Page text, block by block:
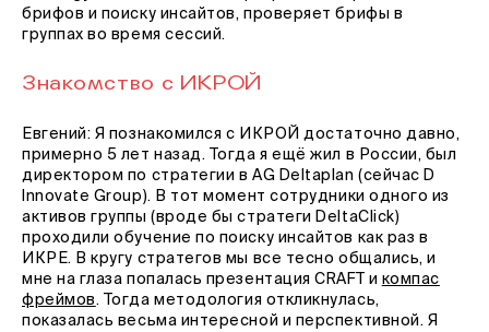
брифов и поиску инсайтов, проверяет брифы в
группах во время сессий.
Знакомство с ИКРОЙ
Евгений: Я познакомился с ИКРОЙ достаточно давно,
примерно 5 лет назад. Тогда я ещё жил в России, был
директором по стратегии в AG Deltaplan (сейчас D
Innovate Group). В тот момент сотрудники одного из
активов группы (вроде бы стратеги DeltaClick)
проходили обучение по поиску инсайтов как раз в
ИКРЕ. В кругу стратегов мы все тесно общались, и
мне на глаза попалась презентация CRAFT и компас
фреймов. Тогда методология откликнулась,
показалась весьма интересной и перспективной. Я